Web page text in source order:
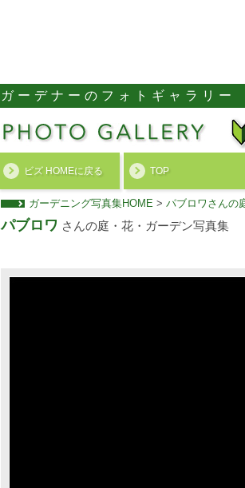
ガーデナーのフォトギャラリー
ビズ HOMEに戻る TOP
ガーデニング写真集HOME > パブロワさんの
パブロワ さんの庭・花・ガーデン写真集